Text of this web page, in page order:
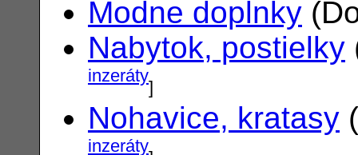
Modne doplnky
Nabytok, postielky
inzeráty]
Nohavice, kratasy